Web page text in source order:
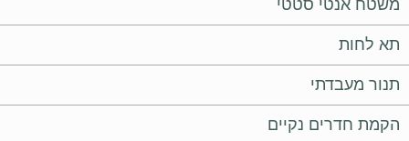
משטח אנטי סטטי
תא לחות
תנור מעבדתי
הקמת חדרים נקיים